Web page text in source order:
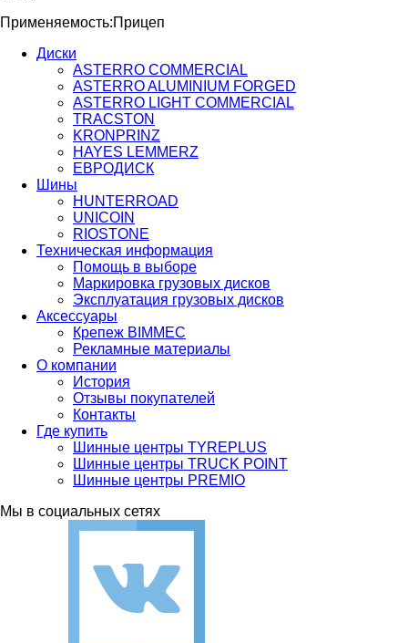
Применяемость:Прицеп
Диски
ASTERRO COMMERCIAL
ASTERRO ALUMINIUM FORGED
ASTERRO LIGHT COMMERCIAL
TRACSTON
KRONPRINZ
HAYES LEMMERZ
ЕВРОДИСК
Шины
HUNTERROAD​​​​​​​
UNICOIN
RIOSTONE
Техническая информация
Помощь в выборе
Маркировка грузовых дисков
Эксплуатация грузовых дисков
Аксессуары
Крепеж BIMMEC
Рекламные материалы
О компании
История
Отзывы покупателей
Контакты
Где купить
Шинные центры TYREPLUS
Шинные центры TRUCK POINT
Шинные центры PREMIO
Мы в социальных сетях